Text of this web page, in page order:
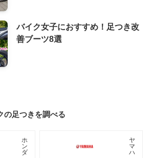
バイク女子におすすめ！足つき改
善ブーツ8選
の足つきを調べる
ホ
ン
ダ
ヤ
マ
ハ